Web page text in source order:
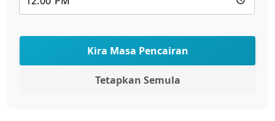
Kira Masa Pencairan
Tetapkan Semula